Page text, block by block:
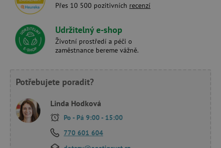
Přes 10 500 pozitivních recenzí
Udržitelný e-shop
Životní prostředí a péči o
zaměstnance bereme vážně.
Potřebujete poradit?
Linda Hodková
Po - Pá 9:00 - 15:00
770 601 604